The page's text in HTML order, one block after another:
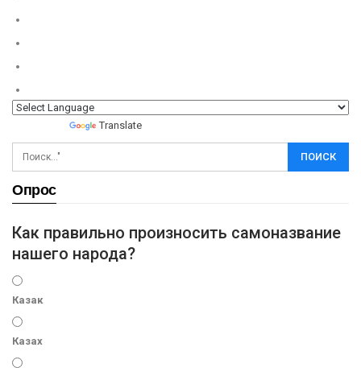
Translate
Опрос
Как правильно произносить самоназвание
нашего народа?
Казак
Казах